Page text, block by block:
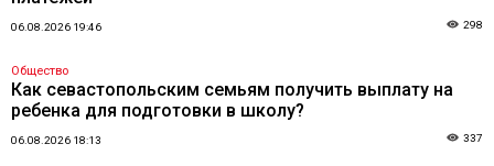
06.08.2026 19:46 298
Общество
Как севастопольским семьям получить выплату на
ребенка для подготовки в школу?
06.08.2026 18:13 337